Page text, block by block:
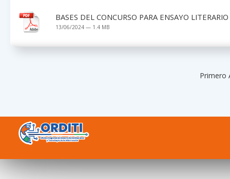
BASES DEL CONCURSO PARA ENSAYO LITERARIO
13/06/2024 — 1.4 MB
Primero